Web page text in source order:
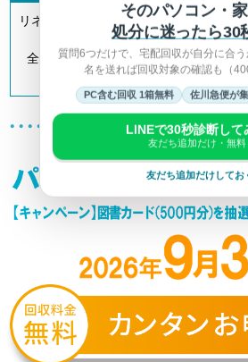
リネットジャパンは「小型家電リサイ
定事業者です。
全国700以上の自治体とも連携してリ
す。
そのパソコン・家
処分に迷ったら30
質問6つだけで、宅配回収が自分に合
名を送れば回収対象の確認も（
PC含む回収 1箱無料 佐川急便が
LINEで30秒診断して
友だち追加だけ・無料
友だち追加だけしてお